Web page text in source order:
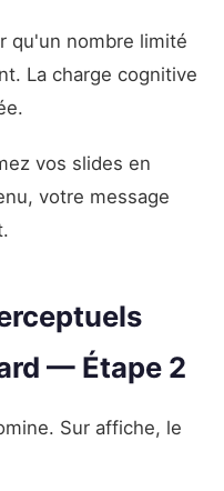
qu'un nombre limité
La charge cognitive
vos slides en
votre message
— Étape 2
Sur affiche, le